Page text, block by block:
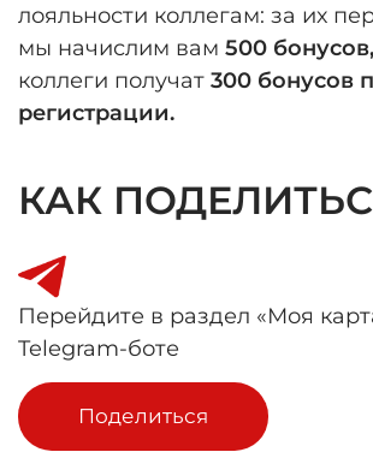
лояльности коллегам: за их
мы начислим вам 500 бонусов,
коллеги получат 300 бонусов
регистрации.
КАК
Перейдите в раздел «Моя
Telegram-боте
Поделиться